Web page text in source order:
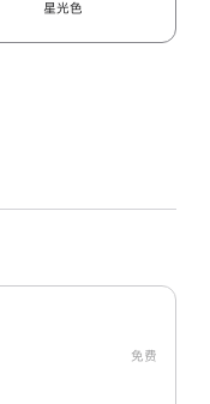
星光色
免费